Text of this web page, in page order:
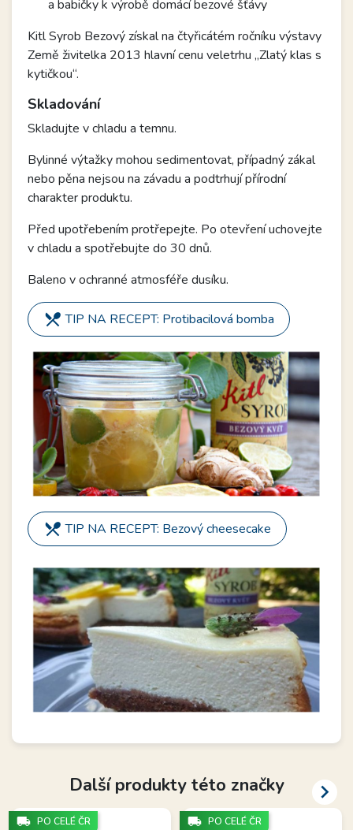
a babičky k výrobě domácí bezové šťávy
Kitl Syrob Bezový získal na čtyřicátém ročníku výstavy
Země živitelka 2013 hlavní cenu veletrhu „Zlatý klas s
kytičkou“.
Skladování
Skladujte v chladu a temnu.
Bylinné výtažky mohou sedimentovat, případný zákal
nebo pěna nejsou na závadu a podtrhují přírodní
charakter produktu.
Před upotřebením protřepejte. Po otevření uchovejte
v chladu a spotřebujte do 30 dnů.
Baleno v ochranné atmosféře dusíku.
restaurant_menu TIP NA RECEPT: Protibacilová bomba
restaurant_menu TIP NA RECEPT: Bezový cheesecake
Další produkty této značky
local_shipping PO CELÉ ČR local_shipping PO CELÉ ČR
